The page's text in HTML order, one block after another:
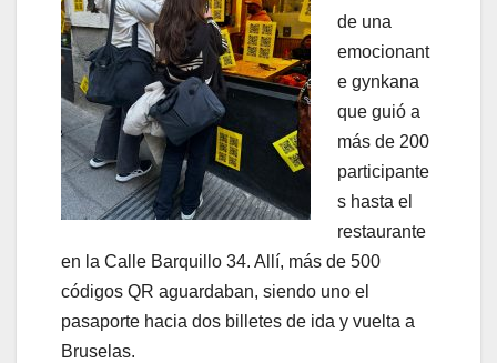
de una
emocionant
e gynkana
que guió a
más de 200
participante
s hasta el
restaurante
en la Calle Barquillo 34. Allí, más de 500
códigos QR aguardaban, siendo uno el
pasaporte hacia dos billetes de ida y vuelta a
Bruselas.